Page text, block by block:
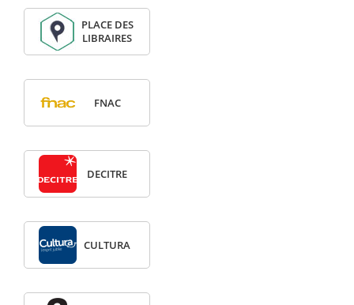
PLACE DES
LIBRAIRES
FNAC
DECITRE
CULTURA